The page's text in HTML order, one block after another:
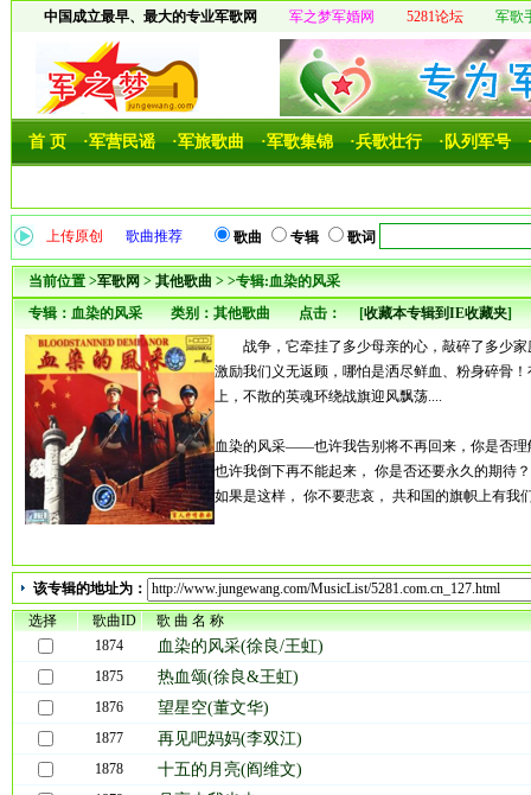
中国成立最早、最大的专业军歌网 军之梦军婚网 5281论坛 军歌
首 页 ·军营民谣 ·军旅歌曲 ·军歌集锦 ·兵歌壮行 ·队列军号
上传原创 歌曲推荐 歌曲 专辑 歌词
当前位置 >军歌网>其他歌曲> >专辑:血染的风采
专辑：血染的风采 类别：其他歌曲 点击：[收藏本专辑到IE收藏夹
战争，它牵挂了多少母亲的心，敲碎了多少家
激励我们义无返顾，哪怕是洒尽鲜血、粉身碎骨
上，不散的英魂环绕战旗迎风飘荡....
血染的风采——也许我告别将不再回来，你是否理
也许我倒下再不能起来， 你是否还要永久的期待？
如果是这样， 你不要悲哀， 共和国的旗帜上有我
妈.....再见吧，妈妈！
热血颂——最艰苦的地方，总有着战士的刚强，勇士的肩头肩负着多少人心头的
足迹，写下不朽的篇章。当你离开生长的地方 梦中回望可曾梦见河边那棵 亭亭
那亲爹亲娘。
这些传唱大江南北人人耳熟能详的歌曲，诞生在上个世纪七八十年代，确切地
国的军人,让我们活着的人永远的记住那些为国捐躯的战友,人民不会忘了曾经为
世纪对越自卫反击战期间流传军营的歌曲。
该专辑的地址为：
选择
歌曲ID 歌 曲 名 称
1874
血染的风采(徐良/王虹)
1875 热血颂(徐良&王虹)
1876 望星空(董文华)
1877 再见吧妈妈(李双江)
1878 十五的月亮(阎维文)